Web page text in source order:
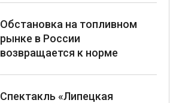
Обстановка на топливном
рынке в России
возвращается к норме
Спектакль «Липецкая